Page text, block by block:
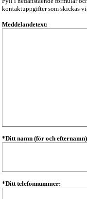
kontaktuppgifter som skickas
Meddelandetext:
*Ditt namn (för och
*Ditt telefonnummer: